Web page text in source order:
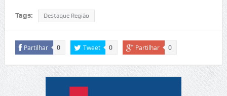
Tags: Destaque Região
Partilhar 0 Tweet 0 Partilhar 0